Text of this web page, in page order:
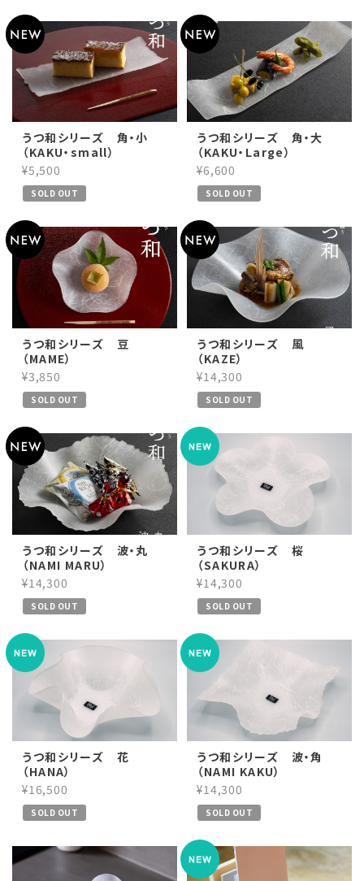
うつ和シリーズ 角・小
（KAKU・small）
¥5,500
SOLD OUT
うつ和シリーズ 角・大
（KAKU・Large）
¥6,600
SOLD OUT
うつ和シリーズ 豆
（MAME）
¥3,850
SOLD OUT
うつ和シリーズ 風
（KAZE）
¥14,300
SOLD OUT
うつ和シリーズ 波・丸
（NAMI MARU）
¥14,300
SOLD OUT
うつ和シリーズ 桜
（SAKURA）
¥14,300
SOLD OUT
うつ和シリーズ 花
（HANA）
¥16,500
SOLD OUT
うつ和シリーズ 波・角
（NAMI KAKU）
¥14,300
SOLD OUT